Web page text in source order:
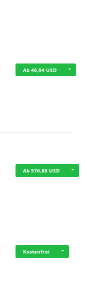
Ab 46,04 USD
Ab 576,88 USD
Kostenfrei